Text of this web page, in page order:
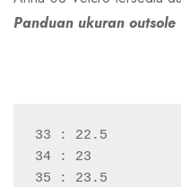
Panduan ukuran outsole
33 : 22.5
34 : 23
35 : 23.5